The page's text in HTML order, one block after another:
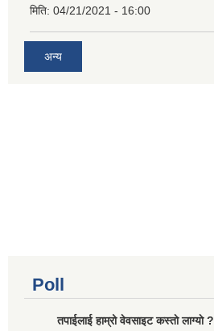
मिति: 04/21/2021 - 16:00
अन्य
Poll
तपाईलाई हाम्रो वेवसाइट कस्ताे लाग्याे ?